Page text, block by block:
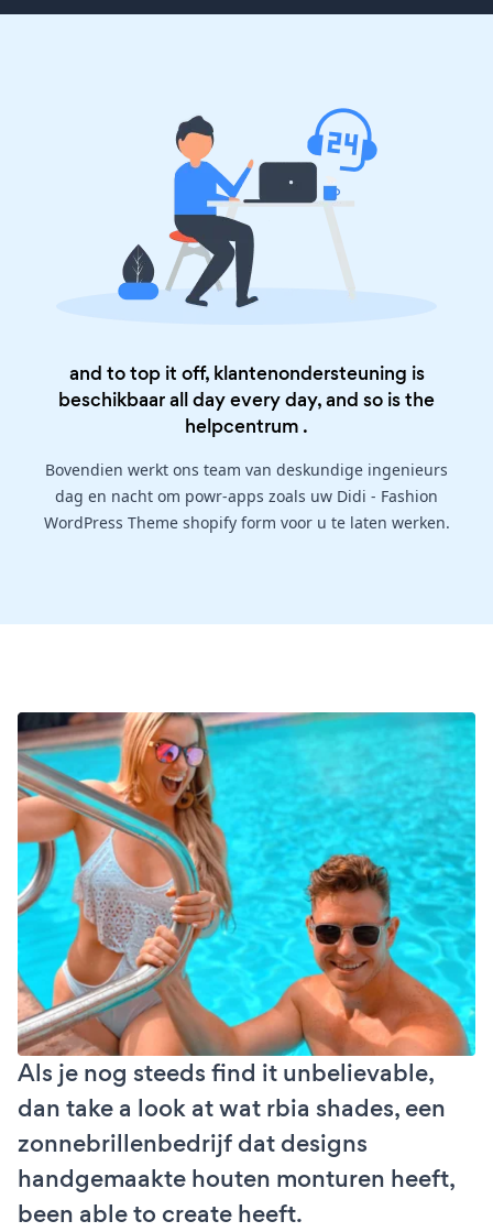
and to top it off, klantenondersteuning is
beschikbaar all day every day, and so is the
helpcentrum .
Bovendien werkt ons team van deskundige ingenieurs
dag en nacht om powr-apps zoals uw Didi - Fashion
WordPress Theme shopify form voor u te laten werken.
Als je nog steeds find it unbelievable,
dan take a look at wat rbia shades, een
zonnebrillenbedrijf dat designs
handgemaakte houten monturen heeft,
been able to create heeft.